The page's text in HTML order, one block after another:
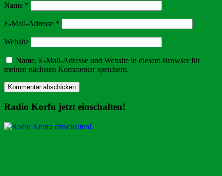
Name *
E-Mail-Adresse *
Website
Name, E-Mail-Adresse und Website in diesem Browser für
meinen nächsten Kommentar speichern.
Radio Korfu jetzt einschalten!